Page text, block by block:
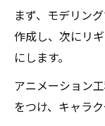
まず、モデリン
作成し、次にリ
にします。
アニメーション
をつけ、キャラ